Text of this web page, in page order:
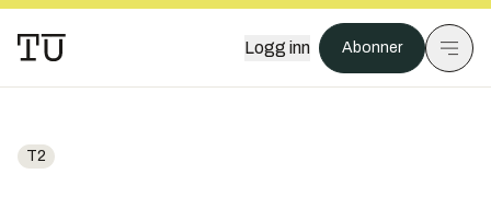
Logg inn Abonner
T2